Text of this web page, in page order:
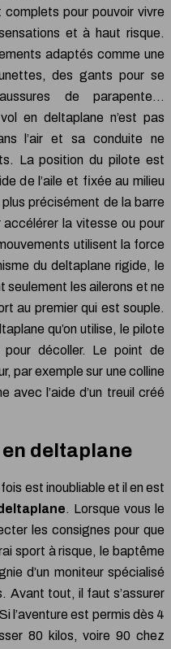
pour pouvoir vivre
et à haut risque.
adaptés comme une
des gants pour se
de parapente…
en deltaplane n’est pas
l’air et sa conduite ne
La position du pilote est
de l’aile et fixée au milieu
précisément de la barre
accélérer la vitesse ou pour
utilisent la force
du deltaplane rigide, le
seulement les ailerons et ne
au premier qui est souple.
qu’on utilise, le pilote
décoller. Le point de
par exemple sur une colline
avec l’aide d’un treuil créé
en deltaplane
est inoubliable et il en est
. Lorsque vous le
les consignes pour que
sport à risque, le baptême
d’un moniteur spécialisé
Avant tout, il faut s’assurer
l’aventure est permis dès 4
80 kilos, voire 90 chez